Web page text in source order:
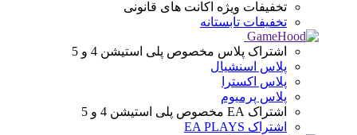
تخفیفات ویژه اکانت های قانونی
تخفیفات تابستانه
اشتراک پلاس مخصوص پلی استیشن 4 و 5
پلاس اسنشیال
پلاس اکسترا
پلاس پرمیوم
اشتراک EA
مخصوص پلی استیشن 4 و 5
اشتراک EA PLAYS